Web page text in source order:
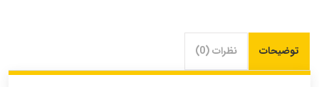
توضیحات نظرات (0)